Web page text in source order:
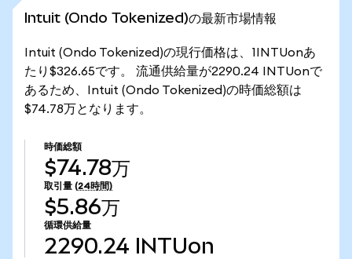
Intuit (Ondo Tokenized)の最新市場情報
Intuit (Ondo Tokenized)の現行価格は、1INTUonあ
たり$326.65です。 流通供給量が2290.24 INTUonで
あるため、Intuit (Ondo Tokenized)の時価総額は
$74.78万となります。
時価総額
$74.78万
取引量 (24時間)
$5.86万
循環供給量
2290.24 INTUon